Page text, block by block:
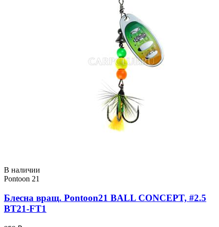
В наличии
Pontoon 21
Блесна вращ. Pontoon21 BALL CONCEPT, #2.5
BT21-FT1